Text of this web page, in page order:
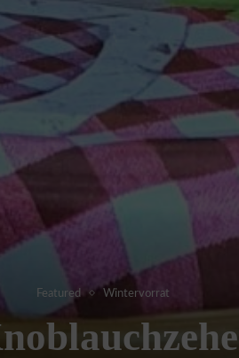
Featured Wintervorrat